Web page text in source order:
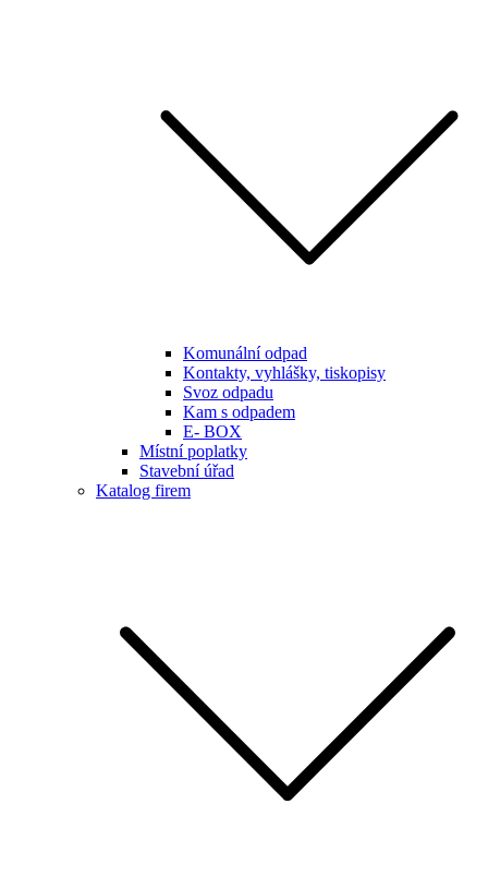
Komunální odpad
Kontakty, vyhlášky, tiskopisy
Svoz odpadu
Kam s odpadem
E- BOX
Místní poplatky
Stavební úřad
Katalog firem